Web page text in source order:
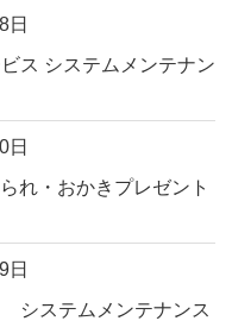
日
ス システムメンテナン
日
れ・おかきプレゼント
日
システムメンテナンス